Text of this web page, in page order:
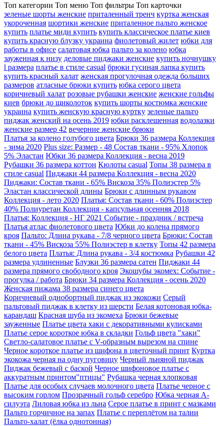
Топ категории Топ меню Топ фильтры Топ карточки
зеленые шорты женские приталенный тренч куртка женская
укороченная шортики женские приталенное пальто женское
купить платье миди купить купить классическое платье киев
купить красную блузку украина фиолетовый жилет юбки для
работы в офисе салатовая юбка пальто за колено юбка
зауженная к низу деловые пиджаки женские купить ночнушку
l размера платье в стиле casual брюки гусиная лапка купить
купить красный халат женская прогулочная одежда больших
размеров атласные брюки купить юбка серого цвета
коричневый халат розовые рубашки женские женские гольфы
киев брюки до щиколоток купить шорты костюмка женские
украина купить женскую красную куртку зеленые пальто
пиджак женский на осень 2019 юбки расклешенная водолазки
женские размер 42 вечерние женские брюки
Платья за колено голубого цвета Брюки 36 размера Коллекция
- зима 2020 Plus size: Размер - 48 Состав ткани - 95% Хлопок
5% Эластан Юбки 36 размера Коллекция - весна 2019
Рубашки 36 размера коттон Кюлоты casual Топы 38 размера в
стиле casual Пиджаки 44 размера Коллекция - весна 2020
Пиджаки: Состав ткани - 65% Вискоза 35% Полиэстер 5%
Эластан классической длины Брюки с длинным рукавом
Коллекция - лето 2020 Платья: Состав ткани - 60% Полиэстер
40% Полиуретан Коллекция - капсульная осенняя 2018
Платья: Коллекция - НГ 2021 Событие - праздник / встреча
Платья атлас фиолетового цвета Юбки до колена прямого
кроя Пальто: Длина рукава - 7/8 черного цвета Брюки: Состав
ткани - 45% Вискоза 55% Полиэстер в клетку Топы 42 размера
белого цвета Платья: Длина рукава - 3/4 костюмка Рубашки 42
размера удлиненные Блузки 36 размера сатен Пиджаки 44
размера прямого свободного кроя Экошубы экомех: Событие -
прогулка / работа Брюки 34 размера Коллекция - осень 2020
Женская пижама 38 размера синего цвета
Коричневый однобортный пиджак из экокожи Серый
пальтовый пиджак в клетку из шерсти Белая котоновая юбка-
карандаш Красная шуба из экомеха Брюки бежевые
зауженные Платье цвета хаки с декоративными кулисками
Платье серое короткое юбка в складки Гольф цвета "хаки"
Светло-салатовое платье с V-образным вырезом на спине
Черное короткое платье из шифона в цветочный принт Куртка
экокожа черная на одну пуговицу Черный льняной пиджак
Пиджак бежевый с баской Черное шифоновое платье с
аккуратным принтом"птицы" Рубашка черная хлопковая
Платье для особых случаев молочного цвета Платье черное с
высоким горлом Прозрачный гольф серебро Юбка черная А-
силуэта Лиловая юбка из льна Серое платье в принт с мазками
Пальто горчичное на запах Платье с переплётом на талии
Пальто-халат (ёлка однотонная)